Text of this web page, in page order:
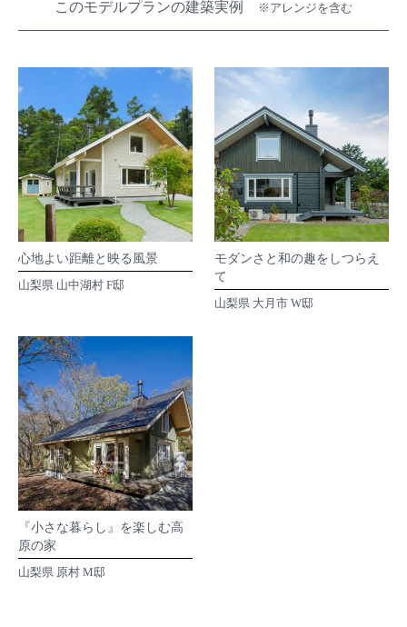
このモデルプランの建築実例 ※アレンジを含む
心地よい距離と映る風景
山梨県 山中湖村 F邸
モダンさと和の趣をしつらえ
て
山梨県 大月市 W邸
『小さな暮らし』を楽しむ高
原の家
山梨県 原村 M邸